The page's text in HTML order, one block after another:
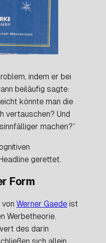
indem er bei
beiläufig sagte:
könnte man die
vertauschen? Und
machen?“
gerettet.
Form
von Werner Gaede ist
Werbetheorie.
des darin
sich allein